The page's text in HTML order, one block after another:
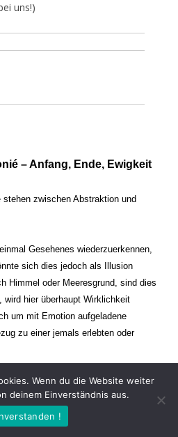
uns!)
– Anfang, Ende, Ewigkeit
stehen zwischen Abstraktion und
Gesehenes wiederzuerkennen,
sich dies jedoch als Illusion
Himmel oder Meeresgrund, sind dies
hier überhaupt Wirklichkeit
um mit Emotion aufgeladene
zu einer jemals erlebten oder
sich dabei gegenüber. Zeit steht still
eine Spannung, auch farblich, bis
Die Arbeiten stellen ambivalente
Wenn du die Website weiter
deinem Einverständnis aus.
!